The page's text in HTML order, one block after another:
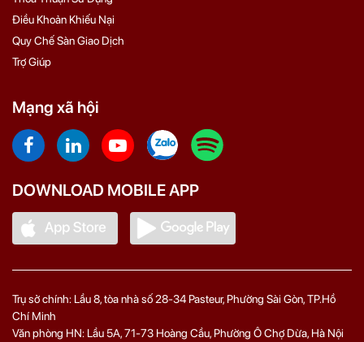
Điều Khoản Khiếu Nại
Quy Chế Sàn Giao Dịch
Trợ Giúp
Mạng xã hội
DOWNLOAD MOBILE APP
Trụ sở chính: Lầu 8, tòa nhà số 28-34 Pasteur, Phường Sài Gòn, TP.Hồ
Chí Minh
Văn phòng HN: Lầu 5A, 71‑73 Hoàng Cầu, Phường Ô Chợ Dừa, Hà Nội